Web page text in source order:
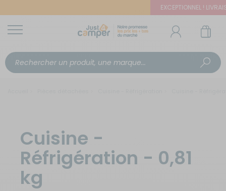
EXCEPTIONNEL !
Cuisine -
Réfrigération - 0,81
kg